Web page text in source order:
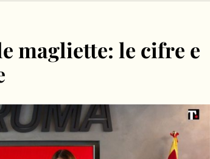
magliette: le cifre e